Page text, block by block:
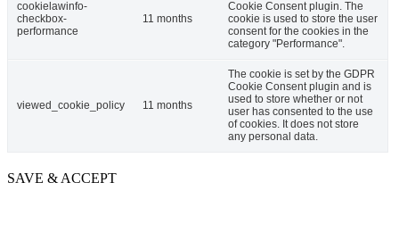
cookielawinfo-
checkbox-
performance
11 months
Cookie Consent plugin. The
cookie is used to store the user
consent for the cookies in the
category "Performance".
viewed_cookie_policy 11 months
The cookie is set by the GDPR
Cookie Consent plugin and is
used to store whether or not
user has consented to the use
of cookies. It does not store
any personal data.
SAVE & ACCEPT